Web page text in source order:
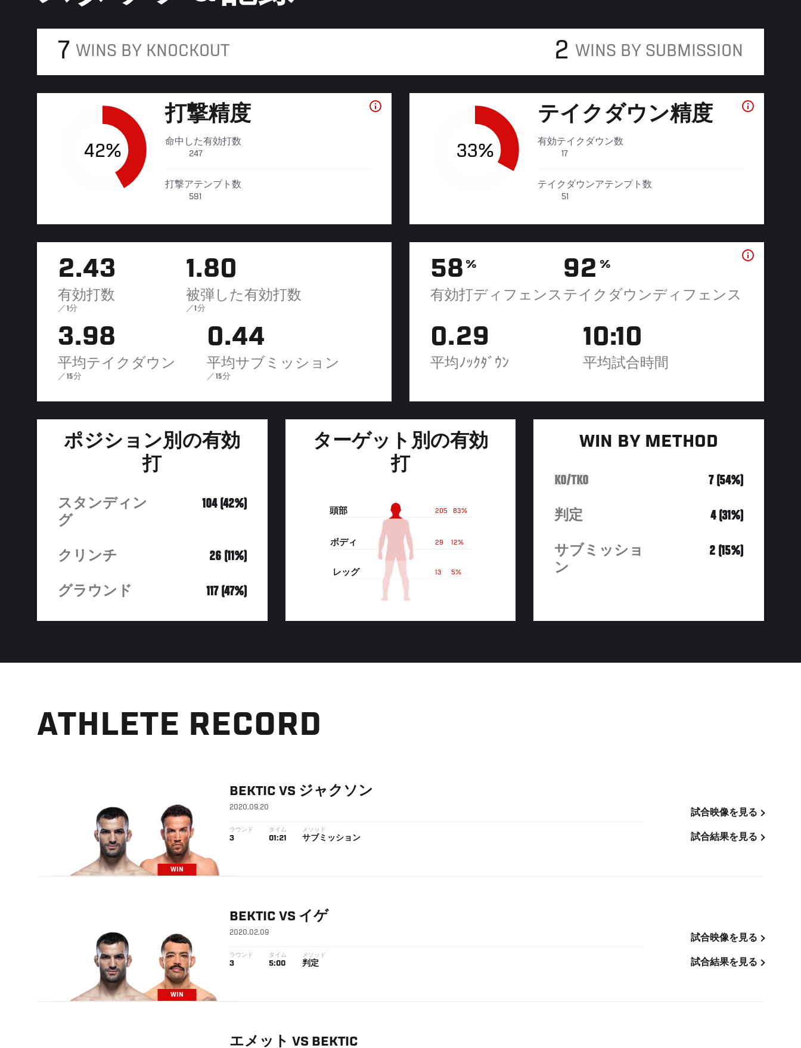
7 WINS BY KNOCKOUT 2 WINS BY SUBMISSION
42%
打撃精度
命中した有効打数
247
打撃アテンプト数
591
33%
テイクダウン精度
有効テイクダウン数
17
テイクダウンアテンプト数
51
2.43
有効打数
／1分
1.80
被弾した有効打数
／1分
3.98
平均テイクダウン
／15分
0.44
平均サブミッション
／15分
58 %
有効打ディフェンス
92 %
テイクダウンディフェンス
0.29
平均ﾉｯｸﾀﾞｳﾝ
10:10
平均試合時間
ポジション別の有効
打
スタンディン
グ
104 (42%)
クリンチ 26 (11%)
グラウンド 117 (47%)
ターゲット別の有効
打
83%
205
頭部
12%
29
ボディ
5%
13
レッグ
WIN BY METHOD
KO/TKO 7 (54%)
判定 4 (31%)
サブミッショ
ン
2 (15%)
ATHLETE RECORD
WIN
BEKTIC VS ジャクソン
2020.09.20
ラウンド
3
タイム
01:21
メソッド
サブミッション
試合映像を見る
試合結果を見る
WIN
BEKTIC VS イゲ
2020.02.09
ラウンド
3
タイム
5:00
メソッド
判定
試合映像を見る
試合結果を見る
エメット VS BEKTIC